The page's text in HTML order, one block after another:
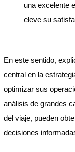
una excelente
eleve su
En este sentido,
central en la
optimizar sus
análisis de grandes
del viaje, pueden
decisiones